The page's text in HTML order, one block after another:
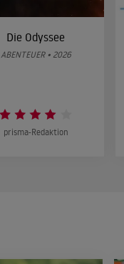
Die Odyssee
ABENTEUER • 2026
prisma-Redaktion